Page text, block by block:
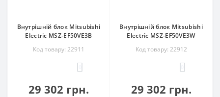
Внутрішній блок Mitsubishi
Electric MSZ-EF50VE3B
Код товару: 22911
29 302 грн.
Внутрішній блок Mitsubishi
Electric MSZ-EF50VE3W
Код товару: 22912
29 302 грн.